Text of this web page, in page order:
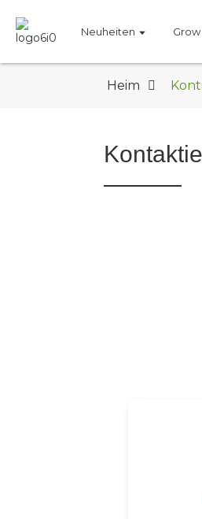
Neuheiten
Heim